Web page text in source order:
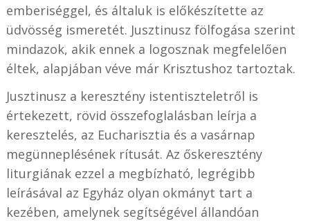
emberiséggel, és általuk is előkészítette az
üdvösség ismeretét. Jusztinusz fölfogása szerint
mindazok, akik ennek a logosznak megfelelően
éltek, alapjában véve már Krisztushoz tartoztak.
Jusztinusz a keresztény istentiszteletről is
értekezett, rövid összefoglalásban leírja a
keresztelés, az Eucharisztia és a vasárnap
megünneplésének rítusát. Az őskeresztény
liturgiának ezzel a megbízható, legrégibb
leírásával az Egyház olyan okmányt tart a
kezében, amelynek segítségével állandóan